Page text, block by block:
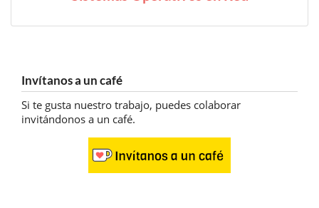
Invítanos a un café
Si te gusta nuestro trabajo, puedes colaborar
invitándonos a un café.